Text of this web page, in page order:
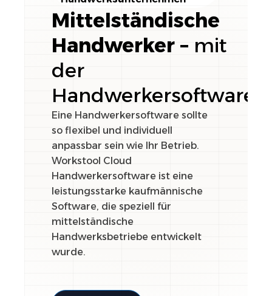
Mittelständische
Handwerker – mit
der
Handwerkersoftware
Eine Handwerkersoftware sollte
so flexibel und individuell
anpassbar sein wie Ihr Betrieb.
Workstool Cloud
Handwerkersoftware ist eine
leistungsstarke kaufmännische
Software, die speziell für
mittelständische
Handwerksbetriebe entwickelt
wurde.